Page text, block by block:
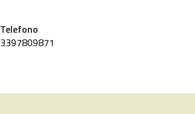
Telefono
3397809871